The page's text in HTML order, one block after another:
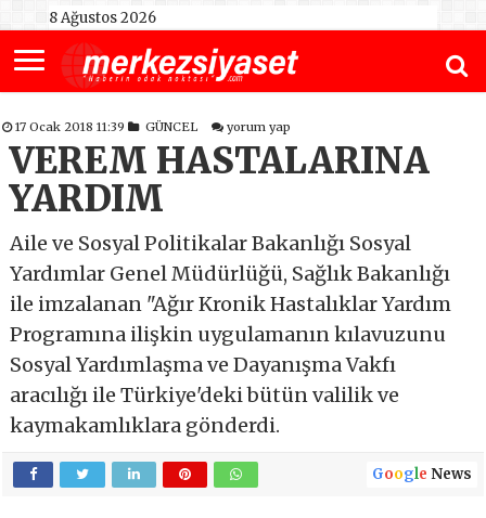
8 Ağustos 2026
17 Ocak 2018 11:39 GÜNCEL yorum yap
VEREM HASTALARINA
YARDIM
Aile ve Sosyal Politikalar Bakanlığı Sosyal
Yardımlar Genel Müdürlüğü, Sağlık Bakanlığı
ile imzalanan "Ağır Kronik Hastalıklar Yardım
Programına ilişkin uygulamanın kılavuzunu
Sosyal Yardımlaşma ve Dayanışma Vakfı
aracılığı ile Türkiye'deki bütün valilik ve
kaymakamlıklara gönderdi.
Google News